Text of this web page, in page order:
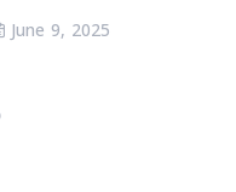
June 9, 2025